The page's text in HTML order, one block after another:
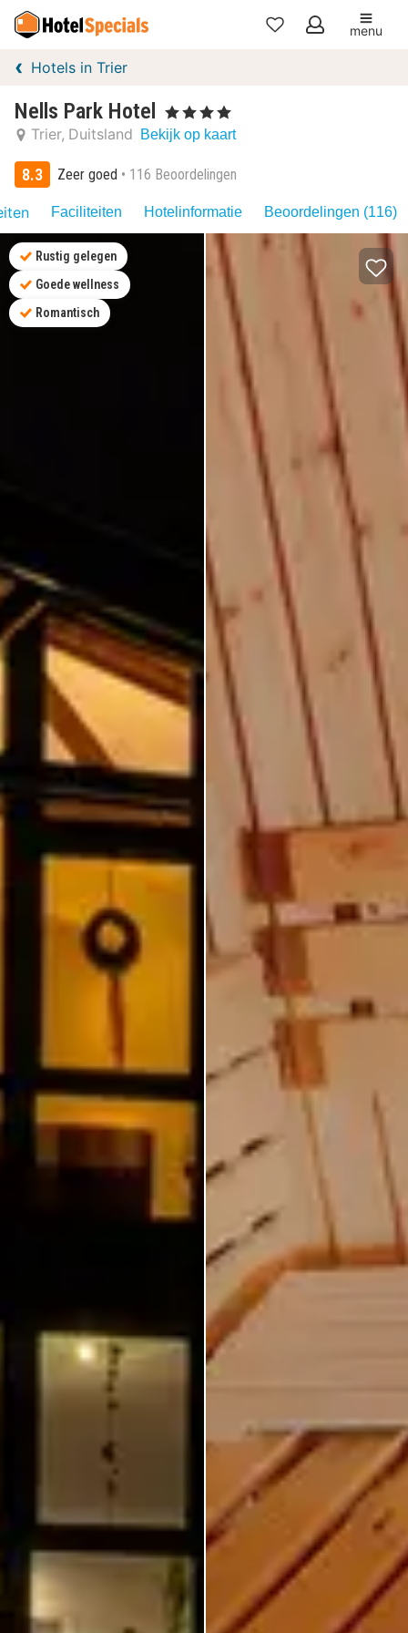
Mijn
menu
Hotels in Trier
Nells Park Hotel , 4 Sterren
Trier Duitsland Bekijk op kaart
8.3 Zeer goed 116 Beoordelingen
Faciliteiten Hotelinformatie Beoordelingen (116)
Rustig gelegen
Goede wellness
Romantisch